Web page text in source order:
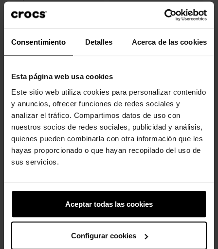
Consentimiento Detalles Acerca de las cookies
Esta página web usa cookies
Este sitio web utiliza cookies para personalizar contenido
y anuncios, ofrecer funciones de redes sociales y
analizar el tráfico. Compartimos datos de uso con
nuestros socios de redes sociales, publicidad y análisis,
quienes pueden combinarla con otra información que les
hayas proporcionado o que hayan recopilado del uso de
sus servicios.
Aceptar todas las cookies
Configurar cookies
produto também compraram:
54,99 € 43,99 € 16,99 € 13,59 €